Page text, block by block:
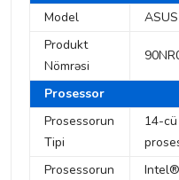
Model
Produkt
Nömrəsi
Prosessor
Prosessorun
Tipi
14-
Prosessorun